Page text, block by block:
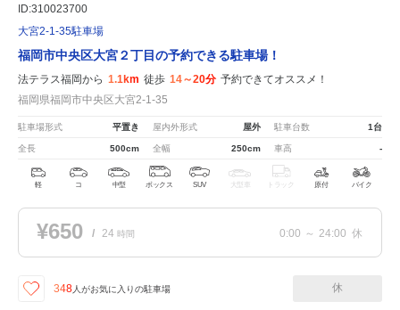
ID:310023700
大宮2-1-35駐車場
福岡市中央区大宮２丁目の予約できる駐車場！
法テラス福岡から 1.1km 徒歩 14～20分 予約できてオススメ！
福岡県福岡市中央区大宮2-1-35
駐車場形式 平置き 屋内外形式 屋外 駐車台数 1台
全長 500cm 全幅 250cm 車高 -
軽 コ 中型 ボックス SUV 大型車 トラック 原付 バイク
¥650 / 24 時間 0:00 ～ 24:00 休
348 人がお気に入りの駐車場 休